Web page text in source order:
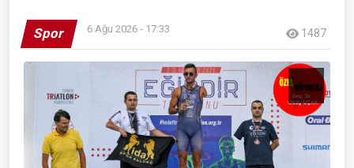
Spor 6 Ağu 2026 - 17:33 1487